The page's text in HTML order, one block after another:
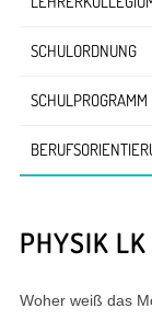
SCHULORDNUNG
SCHULPROGRAMM
PHYSIK
Woher weiß das